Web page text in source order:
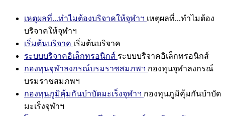
เหตุผลที่...ทำไมต้องบริจาคให้จุฬาฯ เหตุผลที่...ทำไมต้อง
บริจาคให้จุฬาฯ
เริ่มต้นบริจาค เริ่มต้นบริจาค
ระบบบริจาคอิเล็กทรอนิกส์ ระบบบริจาคอิเล็กทรอนิกส์
กองทุนจุฬาลงกรณ์บรมราชสมภพฯ กองทุนจุฬาลงกรณ์
บรมราชสมภพฯ
กองทุนภูมิคุ้มกันบำบัดมะเร็งจุฬาฯ กองทุนภูมิคุ้มกันบำบัด
มะเร็งจุฬาฯ